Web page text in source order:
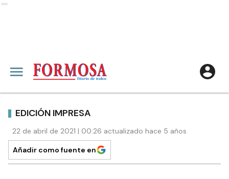
Ads
EDICIÓN IMPRESA
22 de abril de 2021 | 00:26 actualizado hace 5 años
Añadir como fuente en